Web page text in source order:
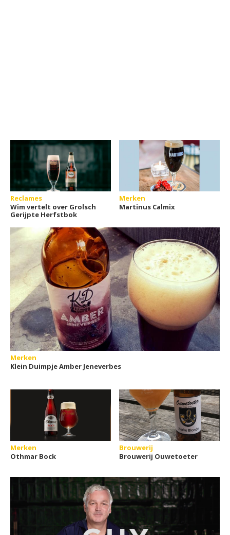
Reclames
Wim vertelt over Grolsch
Gerijpte Herfstbok
Merken
Martinus Calmix
Merken
Klein Duimpje Amber Jeneverbes
Merken
Othmar Bock
Brouwerij
Brouwerij Ouwetoeter